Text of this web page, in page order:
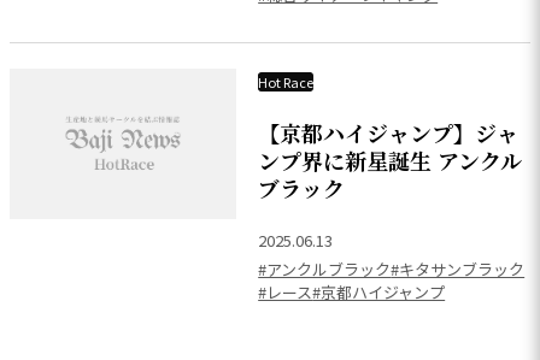
Hot Race
【京都ハイジャンプ】ジャ
ンプ界に新星誕生 アンクル
ブラック
2025.06.13
#アンクルブラック#キタサンブラック
#レース#京都ハイジャンプ